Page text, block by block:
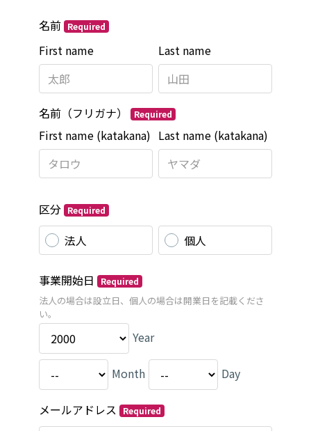
名前 Required
Last name
First name
名前（フリガナ） Required
Last name (katakana)
First name (katakana)
区分 Required
法人 個人
事業開始日 Required
法人の場合は設立日、個人の場合は開業日を記載くださ
い。
Year
Month Day
メールアドレス Required